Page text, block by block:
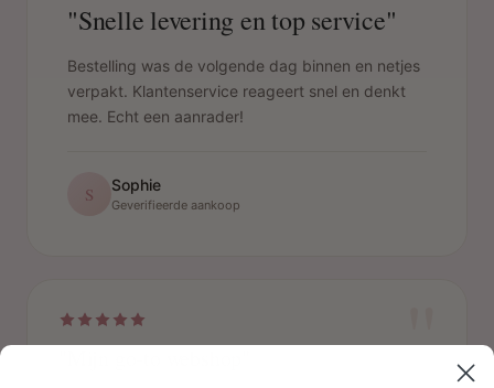
"Snelle levering en top service"
Bestelling was de volgende dag binnen en netjes
verpakt. Klantenservice reageert snel en denkt
mee. Echt een aanrader!
S Sophie
Geverifieerde aankoop
"